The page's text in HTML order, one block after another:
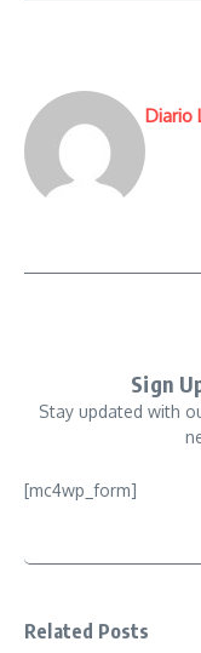
Diario
Sign
Stay updated with
[mc4wp_form]
Related Posts